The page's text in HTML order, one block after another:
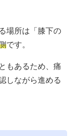
場所は「膝下の
です。
もあるため、痛
しながら進める